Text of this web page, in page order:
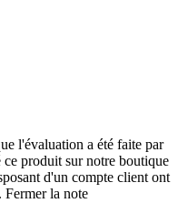
l'évaluation a été faite par
ce produit sur notre boutique
d'un compte client ont
Fermer la note